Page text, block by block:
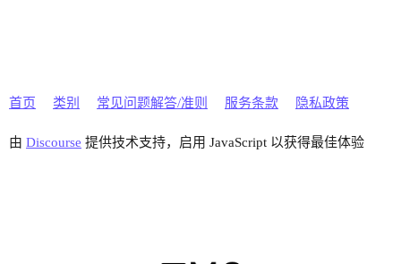
首页 类别 常见问题解答/准则 服务条款 隐私政策
由 Discourse 提供技术支持，启用 JavaScript 以获得最佳体验